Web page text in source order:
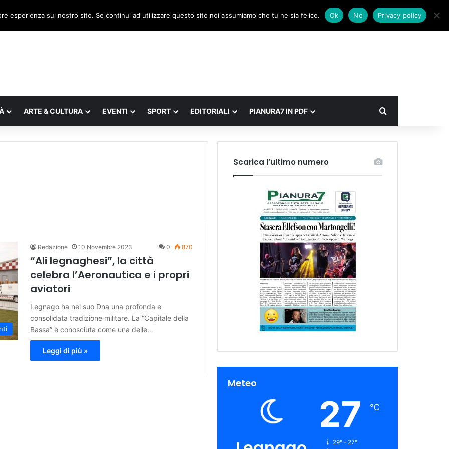
Facebook
X Instagram
AccediUn articolo a caso
Barra laterale
ARTE & CULTURA EVENTI SPORT EDITORIALI PIANURA7 IN PDF Cerca
Redazione 10 Novembre 2023 0 870
“Ali legnaghesi”, la città
celebra l’Aeronautica e i propri
aviatori
Legnago ha nel suo Dna una profonda e
consolidata tradizione militare. La “Capitale della
Bassa” è conosciuta come una delle…
Leggi di più »
Scarica l’ultimo numero
Meteo
27 ℃
29º - 27º
esperienza sul nostro sito. Se continui ad utilizzare questo sito noi assumiamo che tu ne sia felice. Ok No Privacy policy